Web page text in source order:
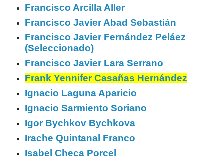
Francisco Arcilla Aller
Francisco Javier Abad Sebastián
Francisco Javier Fernández Peláez
(Seleccionado)
Francisco Javier Lara Serrano
Frank Yennifer Casañas Hernández
Ignacio Laguna Aparicio
Ignacio Sarmiento Soriano
Igor Bychkov Bychkova
Irache Quintanal Franco
Isabel Checa Porcel